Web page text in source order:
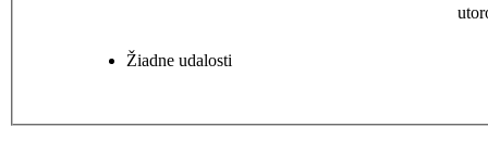
Žiadne udalosti